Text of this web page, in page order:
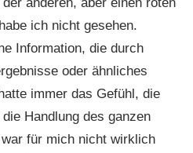
ich nicht gesehen.
Information, die durch
oder ähnliches
immer das Gefühl, die
Handlung des ganzen
für mich nicht wirklich